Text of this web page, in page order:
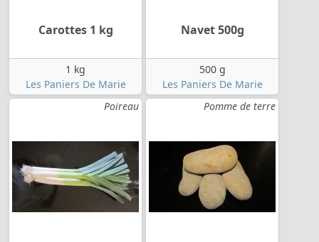
Carottes 1 kg
1 kg
Les Paniers De Marie
Navet 500g
500 g
Les Paniers De Marie
Poireau
Pomme de terre